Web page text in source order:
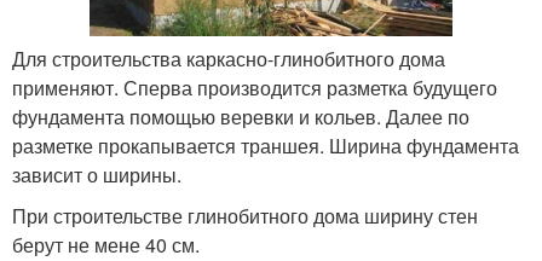
Для строительства каркасно-глинобитного дома
применяют. Сперва производится разметка будущего
фундамента помощью веревки и кольев. Далее по
разметке прокапывается траншея. Ширина фундамента
зависит о ширины.
При строительстве глинобитного дома ширину стен
берут не мене 40 см.